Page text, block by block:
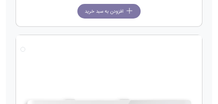
افزودن به سبد خرید